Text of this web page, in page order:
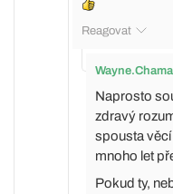
Reagovat
Naprosto
zdravý
spousta věcí
mnoho let
Pokud ty,